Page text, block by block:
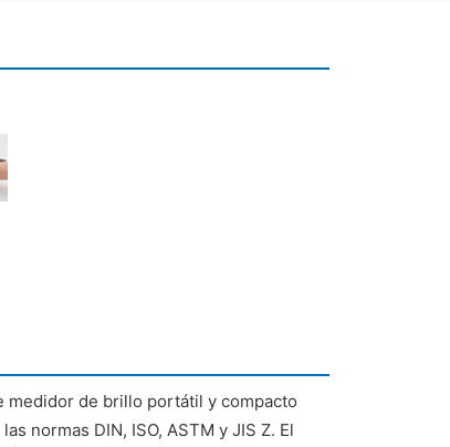
medidor de brillo portátil y compacto
normas DIN, ISO, ASTM y JIS Z. El